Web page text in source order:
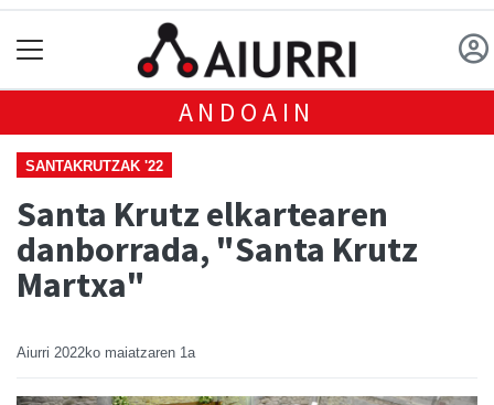
ANDOAIN
SANTAKRUTZAK '22
Santa Krutz elkartearen
danborrada, "Santa Krutz
Martxa"
Aiurri 2022ko maiatzaren 1a